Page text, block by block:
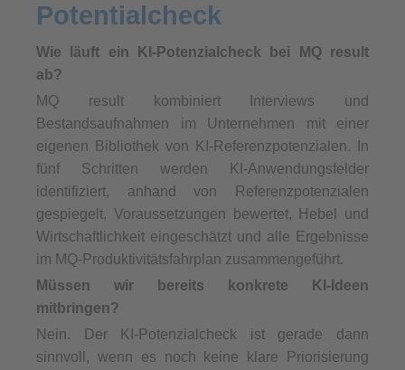
Potentialcheck
Wie läuft ein KI-Potenzialcheck bei MQ result
ab?
MQ result kombiniert Interviews und
Bestandsaufnahmen im Unternehmen mit einer
eigenen Bibliothek von KI-Referenzpotenzialen. In
fünf Schritten werden KI-Anwendungsfelder
identifiziert, anhand von Referenzpotenzialen
gespiegelt, Voraussetzungen bewertet, Hebel und
Wirtschaftlichkeit eingeschätzt und alle Ergebnisse
im MQ-Produktivitätsfahrplan zusammengeführt.
Müssen wir bereits konkrete KI-Ideen
mitbringen?
Nein. Der KI-Potenzialcheck ist gerade dann
sinnvoll, wenn es noch keine klare Priorisierung